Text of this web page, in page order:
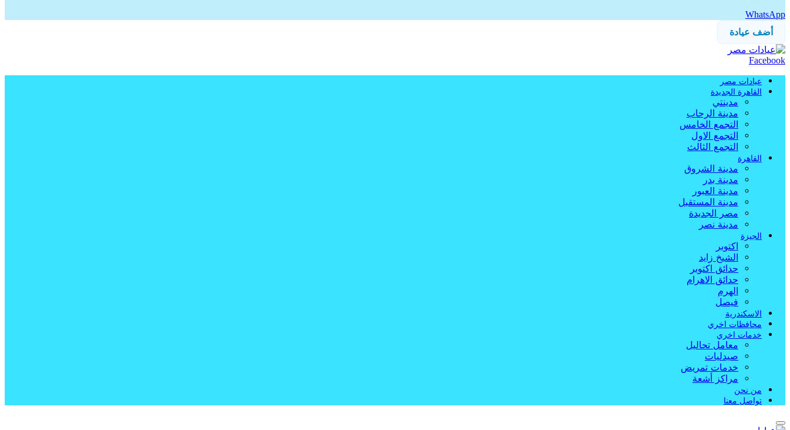
WhatsApp
أضف عيادة
Facebook
عيادات مصر
القاهرة الجديدة
مدينتي
مدينة الرحاب
التجمع الخامس
التجمع الاول
التجمع الثالث
القاهرة
مدينة الشروق
مدينة بدر
مدينة العبور
مدينة المستقبل
مصر الجديدة
مدينة نصر
الجيزة
اكتوبر
الشيخ زايد
حدائق اكتوبر
حدائق الاهرام
الهرم
فيصل
الاسكندرية
محافظات اخري
خدمات اخري
معامل تحاليل
صيدليات
خدمات تمريض
مراكز أشعة
من نحن
تواصل معنا